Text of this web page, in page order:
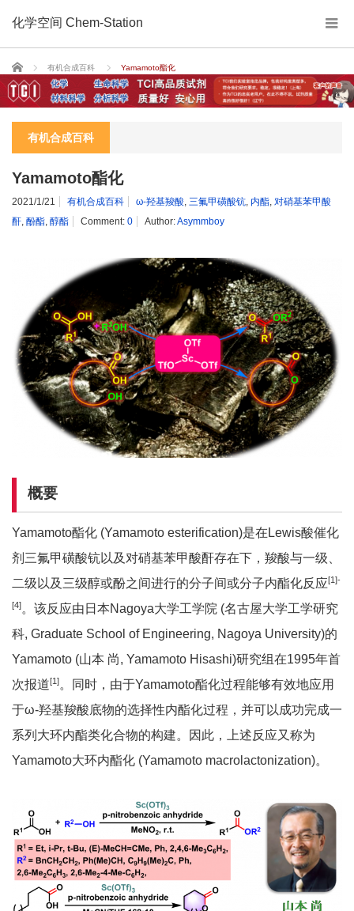
化学空间 Chem-Station
Home 有机合成百科 Yamamoto酯化
有机合成百科
Yamamoto酯化
2021/1/21 有机合成百科 ω-羟基羧酸 三氟甲磺酸钪 内酯 对硝基苯甲酸
酐 酚酯 醇酯 Comment: 0 Author:Asymmboy
概要
Yamamoto酯化 (Yamamoto esterification)是在Lewis酸催化
剂三氟甲磺酸钪以及对硝基苯甲酸酐存在下，羧酸与一级、
二级以及三级醇或酚之间进行的分子间或分子内酯化反应[1]-
[4] 。该反应由日本Nagoya大学工学院 (名古屋大学工学研究
科, Graduate School of Engineering, Nagoya University)的
Yamamoto (山本 尚, Yamamoto Hisashi)研究组在1995年首
次报道[1] 。同时，由于Yamamoto酯化过程能够有效地应用
于ω-羟基羧酸底物的选择性内酯化过程，并可以成功完成一
系列大环内酯类化合物的构建。因此，上述反应又称为
Yamamoto大环内酯化 (Yamamoto macrolactonization)。